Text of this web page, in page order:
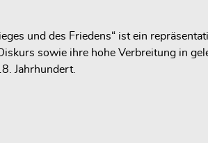
und des Friedens“ ist ein
sowie ihre hohe Verbreitung in
Jahrhundert.